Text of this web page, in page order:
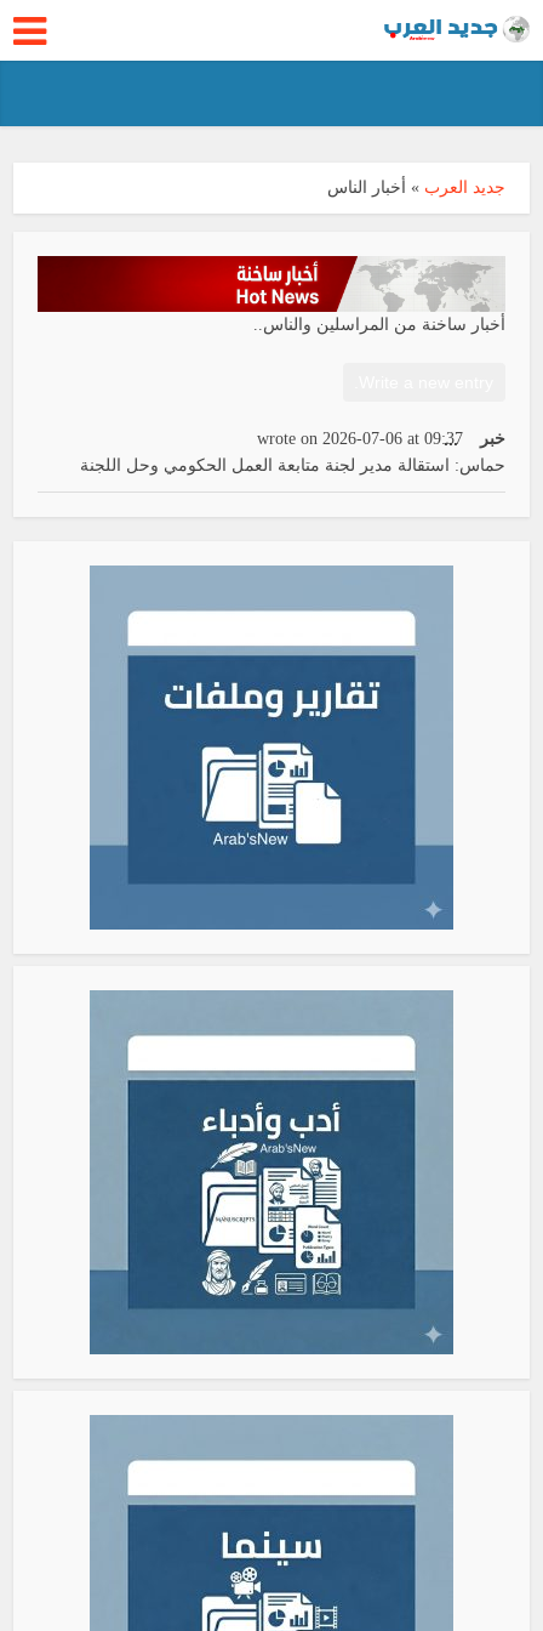
جديد العرب » أخبار الناس
أخبار ساخنة من المراسلين والناس..
خبر wrote on2026-07-06 at 09:37
حماس: استقالة مدير لجنة متابعة العمل الحكومي وحل اللجنة
...
Toggle
this
metabox.